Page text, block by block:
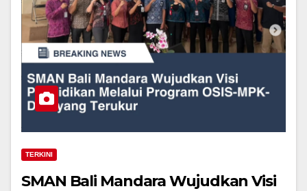
TERKINI
SMAN Bali Mandara Wujudkan Visi